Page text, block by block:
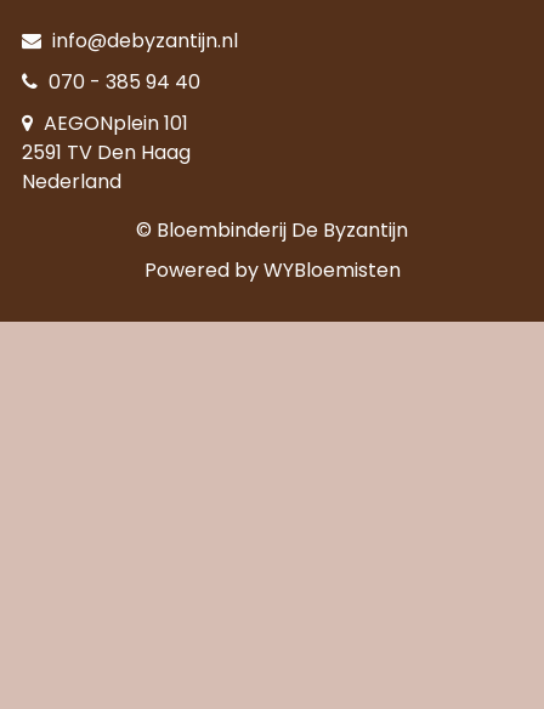
info@debyzantijn.nl
070 - 385 94 40
AEGONplein 101
2591 TV Den Haag
Nederland
© Bloembinderij De Byzantijn
Powered byWYBloemisten